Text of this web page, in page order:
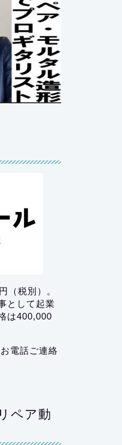
（税別）。
として起業
は400,000
電話ご連絡
ペア動